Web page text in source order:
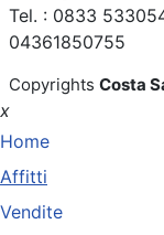
Tel. : 0833
04361850755
Copyrights Costa
x
Home
Affitti
Vendite